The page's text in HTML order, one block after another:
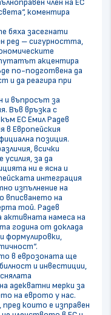
член на ЕС
коментира
бяха засегнати
ред – сигурността,
акцентира
по-подготвена да
и да реагира при
и въпросът за
Във връзка с
ЕС Емил Радев
в Европейския
позиция.
всички
за да
ни е ясна и
интеграция
изпълнение на
вписването на
той. Радев
активната намеса на
година от доклада
формулировки,
в еврозоната ще
и инвестиции,
адекватни мерки за
на еврото у нас.
които е изправен